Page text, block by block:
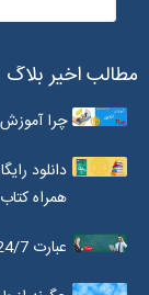
مطالب اخیر بلاگ
چرا آموزش
همراه
عبارت 24/7